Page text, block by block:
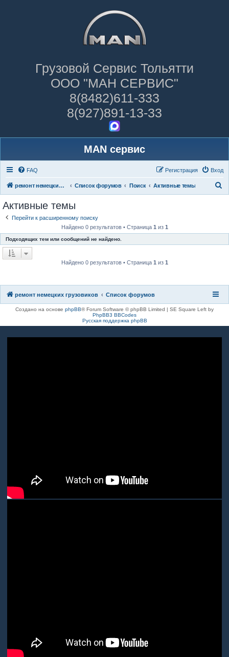
Грузовой Сервис Тольятти
ООО "МАН СЕРВИС"
8(8482)611-333
8(927)891-13-33
MAN сервис
FAQ Вход
Регистрация
ремонт немецких грузовиков Список форумов Поиск Активные темы
к
Активные темы
Перейти к расширенному поиску
Найдено 0 результатов • Страница 1 из 1
Подходящих тем или сообщений не найдено.
Найдено 0 результатов • Страница 1 из 1
ремонт немецких грузовиков Список форумов
Создано на основе phpBB® Forum Software © phpBB Limited | SE Square Left by
PhpBB3 BBCodes
Русская поддержка phpBB